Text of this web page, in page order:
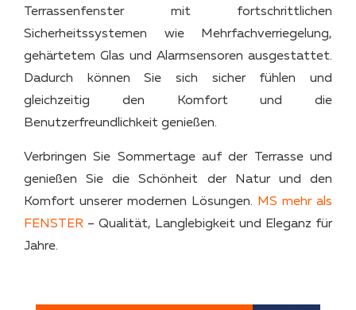
Terrassenfenster mit fortschrittlichen
Sicherheitssystemen wie Mehrfachverriegelung,
gehärtetem Glas und Alarmsensoren ausgestattet.
Dadurch können Sie sich sicher fühlen und
gleichzeitig den Komfort und die
Benutzerfreundlichkeit genießen.
Verbringen Sie Sommertage auf der Terrasse und
genießen Sie die Schönheit der Natur und den
Komfort unserer modernen Lösungen.
MS mehr als
FENSTER – Qualität, Langlebigkeit und Eleganz für
Jahre.